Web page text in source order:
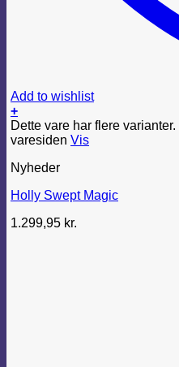
Add to wishlist
+
Dette vare har flere
varesiden Vis
Nyheder
Holly Swept Magic
1.299,95 kr.